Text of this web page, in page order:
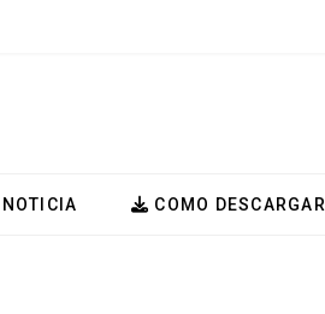
NOTICIA COMO DESCARGAR